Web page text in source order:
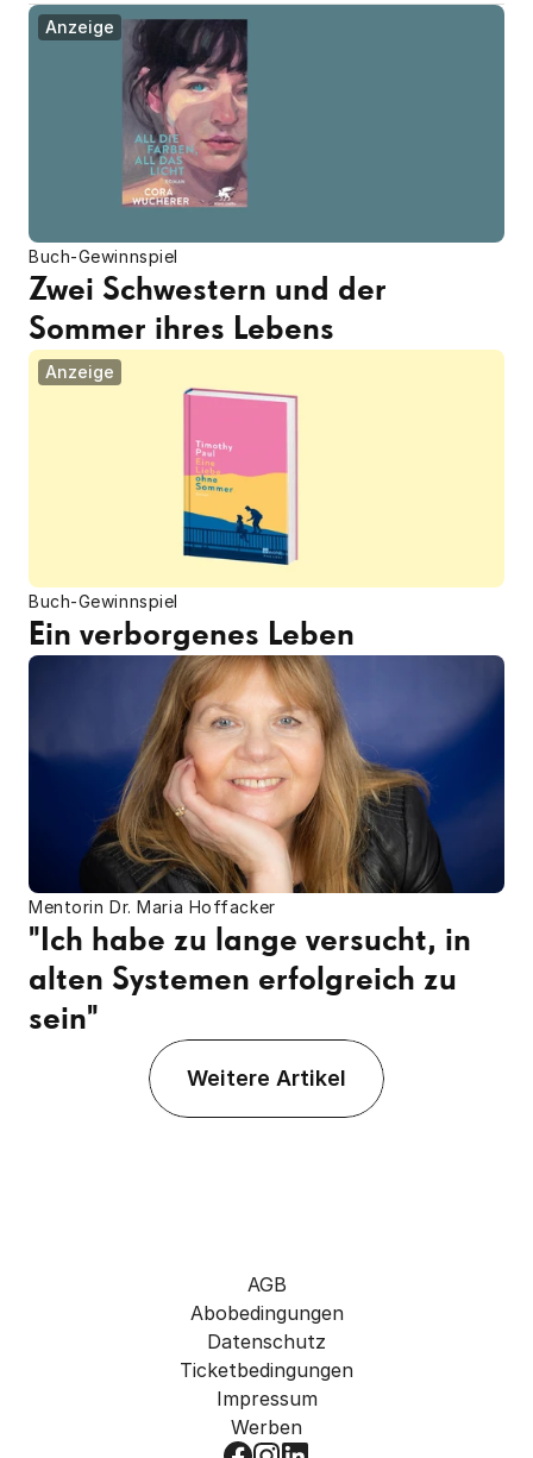
Anzeige
Buch-Gewinnspiel
Zwei Schwestern und der
Sommer ihres Lebens
Anzeige
Buch-Gewinnspiel
Ein verborgenes Leben
Mentorin Dr. Maria Hoffacker
"Ich habe zu lange versucht, in
alten Systemen erfolgreich zu
sein"
Weitere Artikel
AGB
Abobedingungen
Datenschutz
Ticketbedingungen
Impressum
Werben